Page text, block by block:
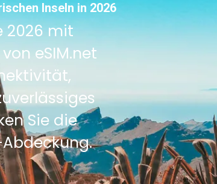
Inseln in 2026
2026 mit
eSIM.net
Sie die